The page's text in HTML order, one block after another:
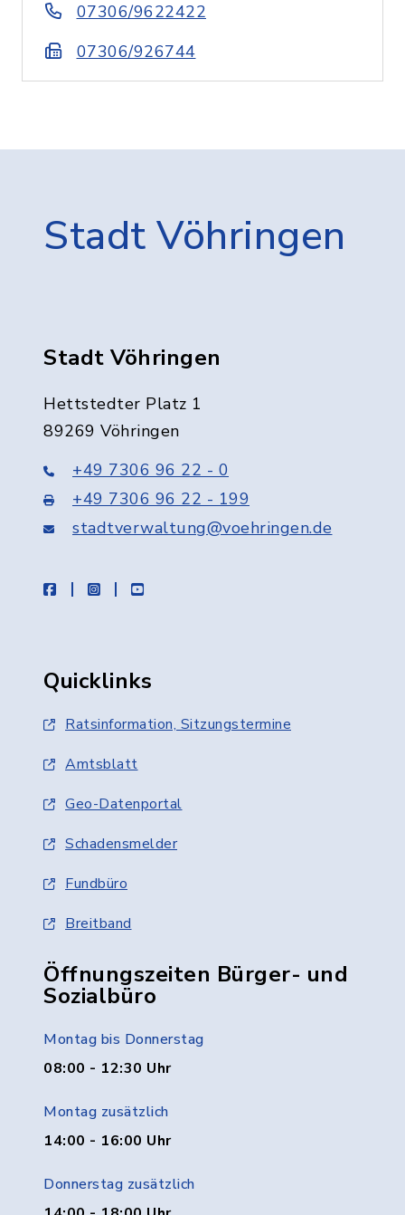
07306/9622422
07306/926744
Stadt Vöhringen
Stadt Vöhringen
Hettstedter Platz 1
89269 Vöhringen
+49 7306 96 22 - 0
+49 7306 96 22 - 199
stadtverwaltung@voehringen.de
facebookinstagramyoutube
Quicklinks
Ratsinformation, Sitzungstermine
Amtsblatt
Geo-Datenportal
Schadensmelder
Fundbüro
Breitband
Öffnungszeiten Bürger- und
Sozialbüro
Montag bis Donnerstag
08:00 - 12:30 Uhr
Montag zusätzlich
14:00 - 16:00 Uhr
Donnerstag zusätzlich